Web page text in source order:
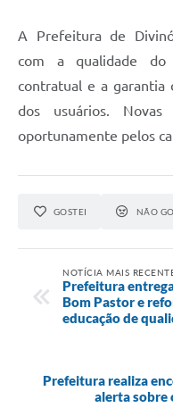
A Prefeitura de
com a qualidade do
contratual e a
dos usuários. Novas
oportunamente pelos
GOSTEI NÃO
NOTÍCIA MAIS
Prefeitura
Bom Pastor e
educação de
Prefeitura realiza
alerta sobre